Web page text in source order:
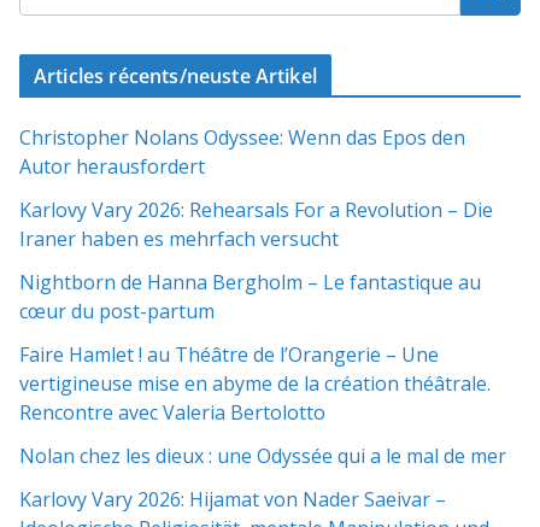
Articles récents/neuste Artikel
Christopher Nolans Odyssee: Wenn das Epos den
Autor herausfordert
Karlovy Vary 2026: Rehearsals For a Revolution – Die
Iraner haben es mehrfach versucht
Nightborn de Hanna Bergholm – Le fantastique au
cœur du post-partum
Faire Hamlet ! au Théâtre de l’Orangerie – Une
vertigineuse mise en abyme de la création théâtrale.
Rencontre avec Valeria Bertolotto
Nolan chez les dieux : une Odyssée qui a le mal de mer
Karlovy Vary 2026: Hijamat von Nader Saeivar​​ –